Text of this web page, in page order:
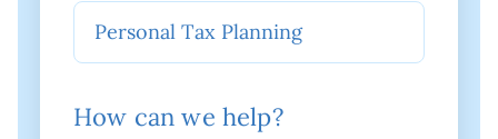
How can we help?